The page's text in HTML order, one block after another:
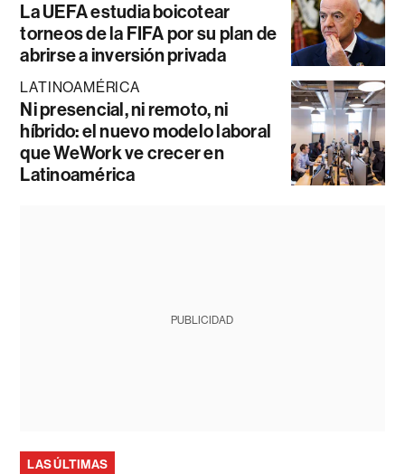
La UEFA estudia boicotear
torneos de la FIFA por su plan de
abrirse a inversión privada
LATINOAMÉRICA
Ni presencial, ni remoto, ni
híbrido: el nuevo modelo laboral
que WeWork ve crecer en
Latinoamérica
PUBLICIDAD
LAS ÚLTIMAS